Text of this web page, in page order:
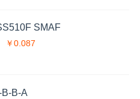
SMAF
￥0.087
B-A